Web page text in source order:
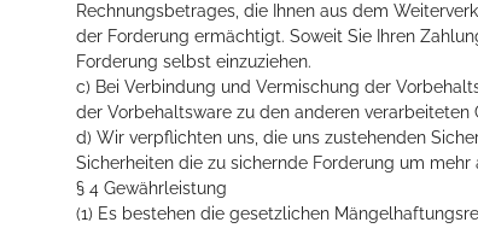
Rechnungsbetrages, die Ihnen aus dem
der Forderung ermächtigt. Soweit Sie Ihren
Forderung selbst einzuziehen.
c) Bei Verbindung und Vermischung der
der Vorbehaltsware zu den anderen
d) Wir verpflichten uns, die uns zustehenden
Sicherheiten die zu sichernde Forderung um
§ 4 Gewährleistung
(1) Es bestehen die gesetzlichen